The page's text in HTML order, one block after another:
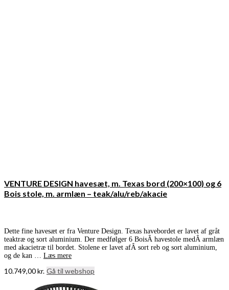
VENTURE DESIGN havesæt, m. Texas bord (200×100) og 6
Bois stole, m. armlæn – teak/alu/reb/akacie
Dette fine havesæt er fra Venture Design. Texas havebordet er lavet af gråt
teaktræ og sort aluminium. Der medfølger 6 BoisÂ havestole medÂ armlæn
med akacietræ til bordet. Stolene er lavet afÂ sort reb og sort aluminium,
og de kan … Læs mere
10.749,00kr. Gå til webshop